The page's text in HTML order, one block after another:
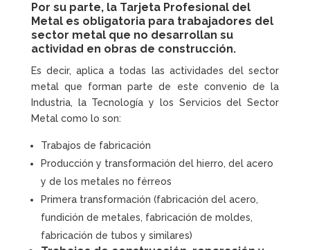
Por su parte, la Tarjeta Profesional del
Metales obligatoria para trabajadores del
sector metal que no desarrollan su
actividad en obras de construcción.
Es decir, aplica a todas las actividades del sector
metal que forman parte de este convenio de la
Industria, la Tecnología y los Servicios del Sector
Metal como lo son:
Trabajos de fabricación
Producción y transformación del hierro, del acero
y de los metales no férreos
Primera transformación (fabricación del acero,
fundición de metales, fabricación de moldes,
fabricación de tubos y similares)